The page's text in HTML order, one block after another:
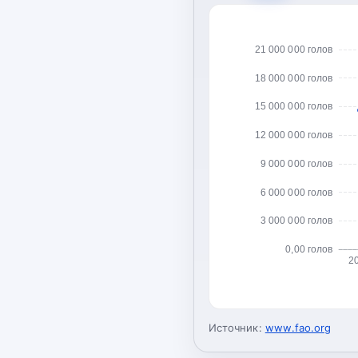
0,00 голов
3 000 000 голов
6 000 000 голов
9 000 000 голов
12 000 000 голов
15 000 000 голов
18 000 000 голов
21 000 000 голов
Источник: www.fao.org